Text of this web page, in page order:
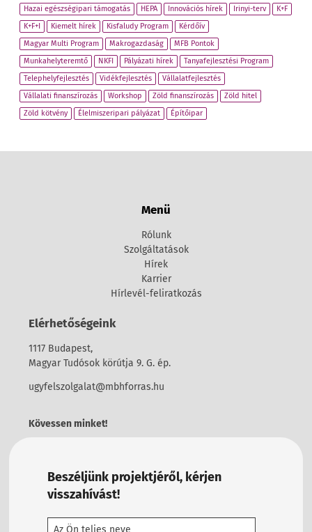
Hazai egészségipari támogatás
HEPA Innovációs hírek Irinyi-terv
K+F
K+F+I
Kiemelt hírek Kisfaludy Program
Kérdőív
Magyar Multi Program
Makrogazdaság
MFB Pontok
Munkahelyteremtő
NKFI Pályázati hírek
Tanyafejlesztési Program
Telephelyfejlesztés
Vidékfejlesztés
Vállalatfejlesztés
Vállalati finanszírozás
Workshop Zöld finanszírozás
Zöld hitel
Zöld kötvény
Élelmiszeripari pályázat Építőipar
Menü
Rólunk
Szolgáltatások
Hírek
Karrier
Hírlevél-feliratkozás
Elérhetőségeink
1117 Budapest,
Magyar Tudósok körútja 9. G. ép.
ugyfelszolgalat@mbhforras.hu
Kövessen minket!
Beszéljünk projektjéről, kérjen
visszahívást!